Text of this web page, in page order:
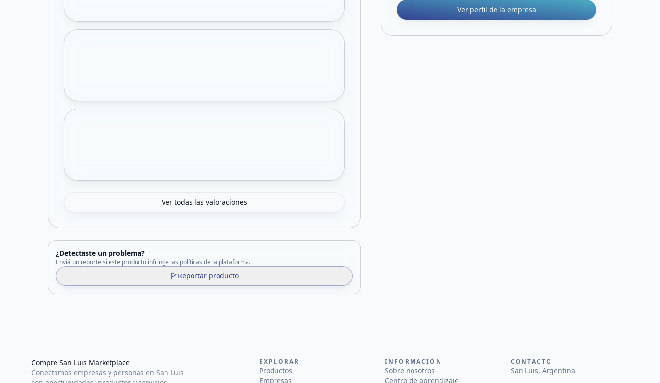
Ver todas las valoraciones
¿Detectaste un problema?
Enviá un reporte si este producto infringe las políticas de la plataforma.
Reportar producto
Ver perfil de la empresa
Compre San Luis Marketplace
Conectamos empresas y personas en San Luis
EXPLORAR
Productos
Empresas
INFORMACIÓN
Sobre nosotros
Centro de aprendizaje
CONTACTO
San Luis, Argentina